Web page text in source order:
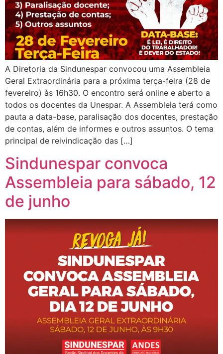
A Diretoria da Sindunespar convocou uma Assembleia
Geral Extraordinária para a próxima terça-feira (28 de
fevereiro) às 16h30. O encontro será online e aberto a
todos os docentes da Unespar. A Assembleia terá como
pauta a data-base, paralisação dos docentes, prestação
de contas, além de informes e outros assuntos. O tema
principal de reivindicação das […]
Sindunespar convoca
Assembleia para sábado, 12
de junho